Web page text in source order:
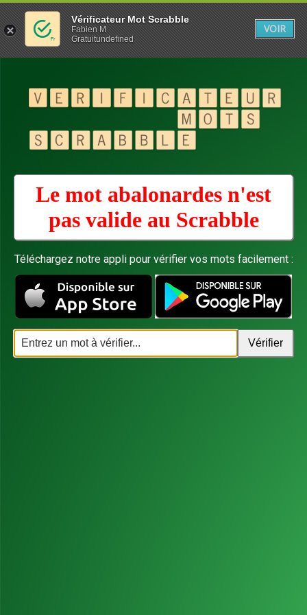
Le mot abalonardes n'est
pas valide au Scrabble
Téléchargez notre appli pour vérifier vos mots facilement :
Vérificateur Mot Scrabble
Fabien M
Gratuitundefined
VOIR